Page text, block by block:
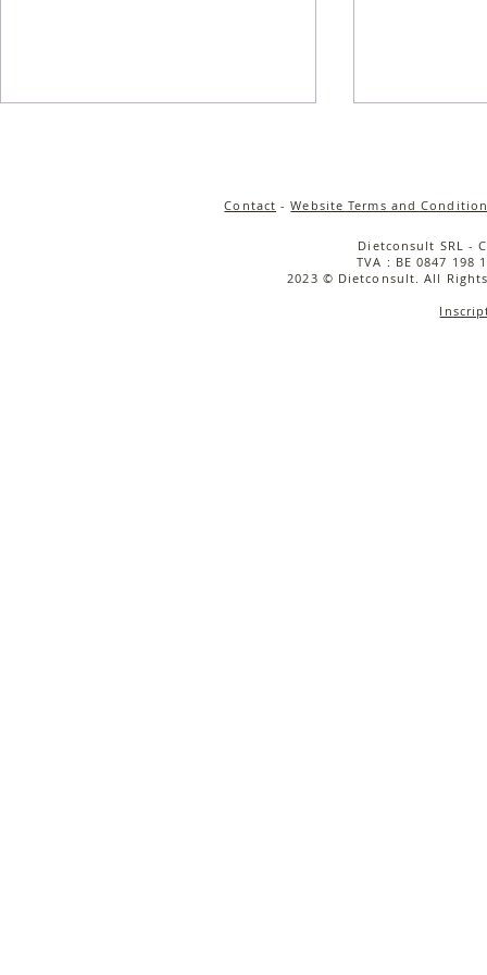
Salade
Contact -Website Terms and
Dietconsult SRL -
TVA : BE 0847 198
2023 © Dietconsult. All